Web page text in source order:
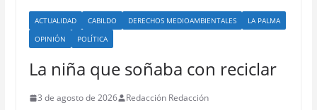
ACTUALIDAD CABILDO DERECHOS MEDIOAMBIENTALES
LA PALMA
OPINIÓN
POLÍTICA
La niña que soñaba con reciclar
3 de agosto de 2026 Redacción Redacción